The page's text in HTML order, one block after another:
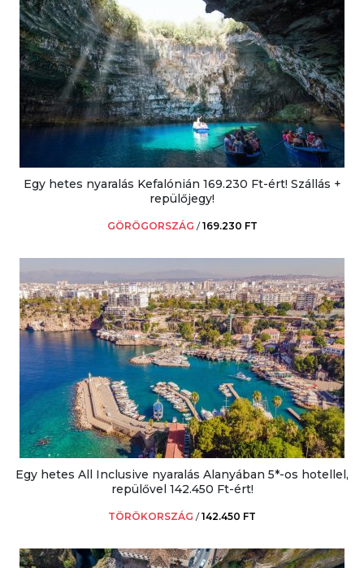
Egy hetes nyaralás Kefalónián 169.230 Ft-ért! Szállás +
repülőjegy!
GÖRÖGORSZÁG /169.230 FT
Egy hetes All Inclusive nyaralás Alanyában 5*-os hotellel,
repülővel 142.450 Ft-ért!
TÖRÖKORSZÁG /142.450 FT